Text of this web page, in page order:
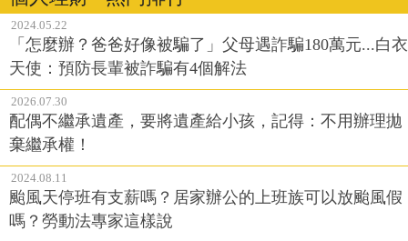
2024.05.22
「怎麼辦？爸爸好像被騙了」父母遇詐騙180萬元...白衣
天使：預防長輩被詐騙有4個解法
2026.07.30
配偶不繼承遺產，要將遺產給小孩，記得：不用辦理拋
棄繼承權！
2024.08.11
颱風天停班有支薪嗎？居家辦公的上班族可以放颱風假
嗎？勞動法專家這樣說